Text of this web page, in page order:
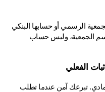
موقع الجمعية الرسمي أو حسابها البنكي
المعتمد (التحويل إلى حساب باسم الجمعية، وليس حساب
الموثوقية لا تكتمل إلا بالدليل المادي. تبرعك آمن عندما تطلب